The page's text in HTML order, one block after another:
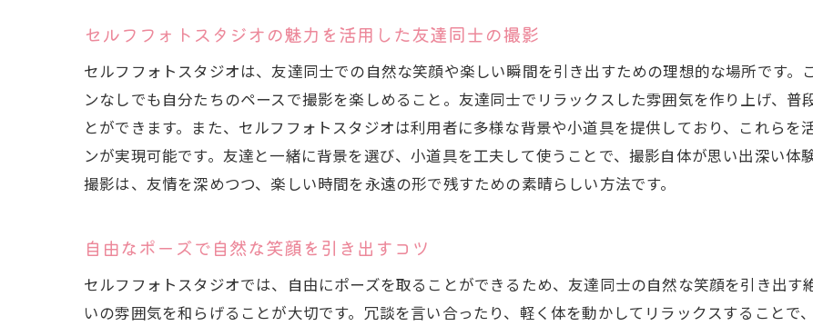
季節感を取り入れたセルフフォトの工夫
セルフフォトスタジオでの衣装の選び方
友情を象徴するユニークなポーズ集
セルフフォトスタジオでの共同作品作り
セルフフォトスタジオでのライティングの工夫
自然体で撮るセルフフォトのポイント
セルフフォトスタジオの魅力を活用した友達同士の撮影
セルフフォトスタジオは、友達同士での自然な笑顔や楽しい瞬間を引き出すための理想的な場所です
ンなしでも自分たちのペースで撮影を楽しめること。友達同士でリラックスした雰囲気を作り上げ、普
とができます。また、セルフフォトスタジオは利用者に多様な背景や小道具を提供しており、これらを
ンが実現可能です。友達と一緒に背景を選び、小道具を工夫して使うことで、撮影自体が思い出深い体
撮影は、友情を深めつつ、楽しい時間を永遠の形で残すための素晴らしい方法です。
自由なポーズで自然な笑顔を引き出すコツ
セルフフォトスタジオでは、自由にポーズを取ることができるため、友達同士の自然な笑顔を引き出
いの雰囲気を和らげることが大切です。冗談を言い合ったり、軽く体を動かしてリラックスすることで